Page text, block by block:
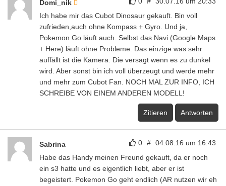
Domi_nik
Ich habe mir das Cubot Dinosaur gekauft. Bin voll
zufrieden,auch ohne Kompass + Gyro. Und ja,
Pokemon Go läuft auch. Selbst das Navi (Google Maps
+ Here) läuft ohne Probleme. Das einzige was sehr
auffällt ist die Kamera. Die versagt wenn es zu dunkel
wird. Aber sonst bin ich voll überzeugt und werde mehr
und mehr zum Cubot Fan. NOCH MAL ZUR INFO, ICH
SCHREIBE VON EINEM ANDEREN MODELL!
Zitieren Antworten
0 # 04.08.16 um 16:43
Sabrina
Habe das Handy meinen Freund gekauft, da er noch
ein s3 hatte und es eigentlich liebt, aber er ist
begeistert. Pokemon Go geht endlich (AR nutzen wir eh